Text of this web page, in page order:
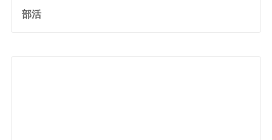
部活